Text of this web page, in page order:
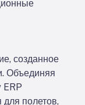
созданное
Объединяя
ERP
полетов,